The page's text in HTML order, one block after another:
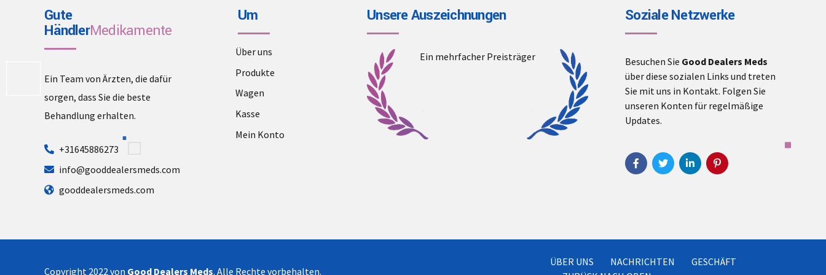
Gute
HändlerMedikamente
Ein Team von Ärzten, die dafür
sorgen, dass Sie die beste
Behandlung erhalten.
+31645886273
info@gooddealersmeds.com
gooddealersmeds.com
Um
Über uns
Produkte
Wagen
Kasse
Mein Konto
Unsere Auszeichnungen
Ein mehrfacher Preisträger
Soziale Netzwerke
Besuchen Sie Good Dealers Meds
über diese sozialen Links und treten
Sie mit uns in Kontakt. Folgen Sie
unseren Konten für regelmäßige
Updates.
Copyright 2022 von Good Dealers Meds. Alle Rechte vorbehalten.
ÜBER UNS NACHRICHTEN
GESCHÄFT